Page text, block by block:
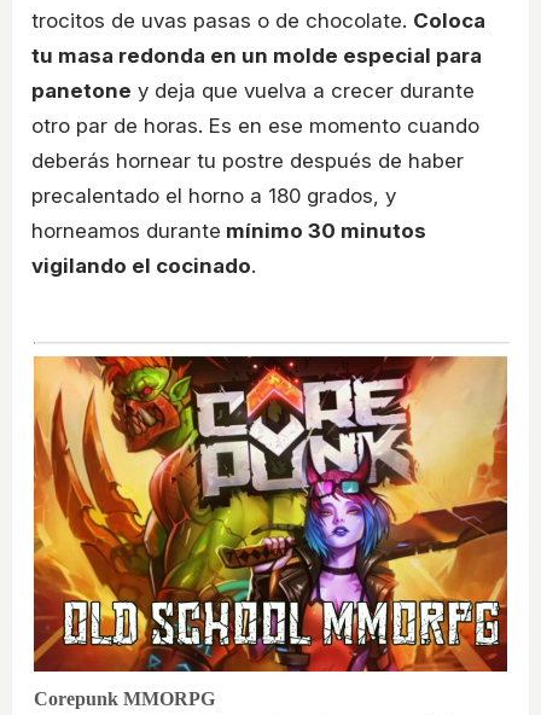
trocitos de uvas pasas o de chocolate. Coloca
tu masa redonda en un molde especial para
panetone y deja que vuelva a crecer durante
otro par de horas. Es en ese momento cuando
deberás hornear tu postre después de haber
precalentado el horno a 180 grados, y
horneamos durante mínimo 30 minutos
vigilando el cocinado.
Corepunk MMORPG